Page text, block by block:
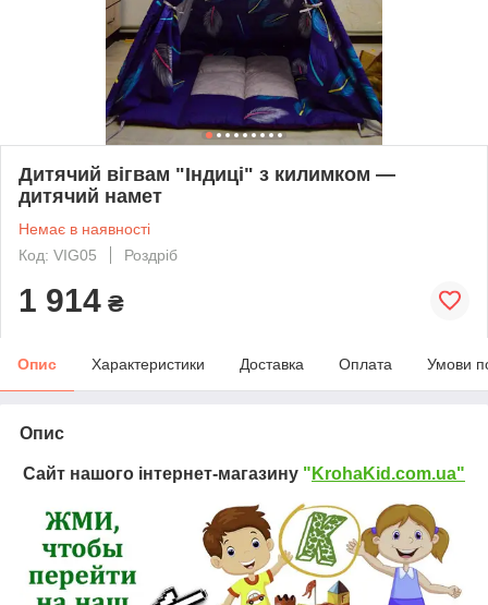
Дитячий вігвам "Індиці" з килимком —
дитячий намет
Немає в наявності
Код: VIG05
Роздріб
1 914 ₴
Опис Характеристики Доставка Оплата Умови
Опис
Сайт нашого інтернет-магазину " KrohaKid.com.ua"